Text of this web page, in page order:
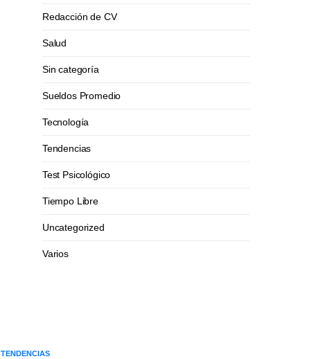
Redacción de CV
Salud
Sin categoría
Sueldos Promedio
Tecnología
Tendencias
Test Psicológico
Tiempo Libre
Uncategorized
Varios
TENDENCIAS